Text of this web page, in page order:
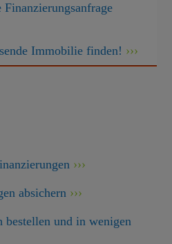
Immobilie finden!
absichern
bestellen und in wenigen